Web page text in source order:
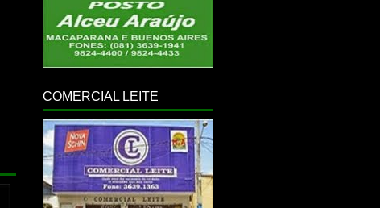
COMERCIAL LEITE